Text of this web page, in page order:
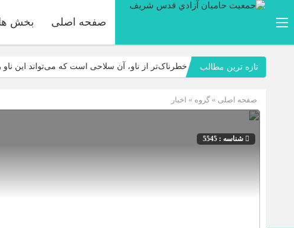
صفحه اصلی بخش
تازه ترین مطالب خطرناک‌تر از ناو، آن سلاحی است که می‌تواند این ناو
دشمنِ لجوج، خبیث و متأسّفانه دارای امکانات، معارف
بدون تردید، ملّت ایران در جنگ دوازده‌روزه، به
صفحه اصلی » گروه » اخبار
شناسه : 5545